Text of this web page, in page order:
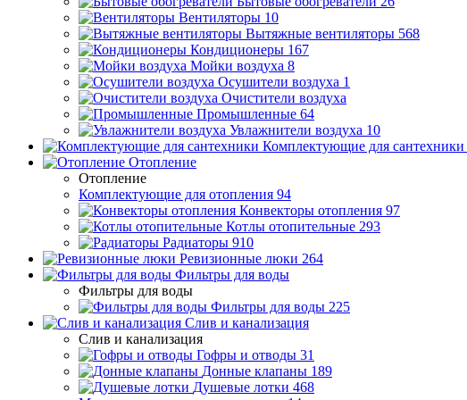
Вентиляторы 10
Вытяжные вентиляторы 568
Кондиционеры 167
Мойки воздуха 8
Осушители воздуха 1
Очистители воздуха
Промышленные 64
Увлажнители воздуха 10
Комплектующие для сантехники
Отопление
Отопление
Комплектующие для отопления 94
Конвекторы отопления 97
Котлы отопительные 293
Радиаторы 910
Ревизионные люки 264
Фильтры для воды
Фильтры для воды
Фильтры для воды 225
Слив и канализация
Слив и канализация
Гофры и отводы 31
Донные клапаны 189
Душевые лотки 468